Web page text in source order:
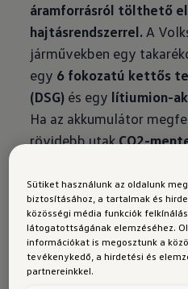
áramforrásról tölthető
hajtásrendszerrel. A
járművekben egy
egy 6 fokozatú kettős
(DSG) és egy lítiumion-
Ha az akkumulátor
rövidebb utakCO2-
TSI-motor bekapcsol.
lemerülése utána jármű
belső égésű motorra.
Sütiket használunk az oldalunk
biztosításához, a tartalmak és
közösségi média funkciók
látogatottságának elemzéséhez.
információkat is megosztunk a
tevékenykedő, a hirdetési és
partnereinkkel.